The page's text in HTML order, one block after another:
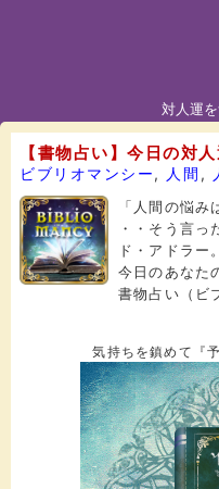
対人運
【書物占い】今日の対
ビブリオマンシー, 人間 ,
「人間の悩み
・・そう言
ド・アドラー。
今日のあなた
書物占い（ビ
気持ちを鎮めて『